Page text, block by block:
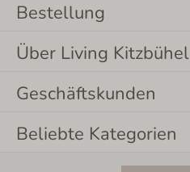
Bestellung
Über Living Kitzbühel
Geschäftskunden
Beliebte Kategorien